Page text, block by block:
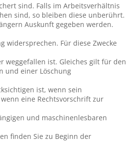
sind. Falls im Arbeitsverhältnis
sind, so bleiben diese unberührt.
Auskunft gegeben werden.
widersprechen. Für diese Zwecke
weggefallen ist. Gleiches gilt für den
und einer Löschung
ist, wenn sein
eine Rechtsvorschrift zur
und maschinenlesbaren
finden Sie zu Beginn der